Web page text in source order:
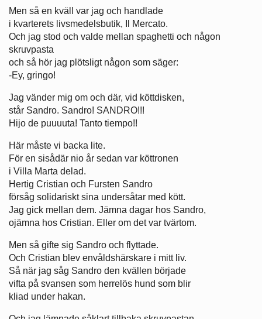
Men så en kväll var jag och handlade
i kvarterets livsmedelsbutik, Il Mercato.
Och jag stod och valde mellan spaghetti och någon
skruvpasta
och så hör jag plötsligt någon som säger:
-Ey, gringo!
Jag vänder mig om och där, vid köttdisken,
står Sandro. Sandro! SANDRO!!!
Hijo de puuuuta! Tanto tiempo!!
Här måste vi backa lite.
För en sisådär nio år sedan var köttronen
i Villa Marta delad.
Hertig Cristian och Fursten Sandro
försåg solidariskt sina undersåtar med kött.
Jag gick mellan dem. Jämna dagar hos Sandro,
ojämna hos Cristian. Eller om det var tvärtom.
Men så gifte sig Sandro och flyttade.
Och Cristian blev envåldshärskare i mitt liv.
Så när jag såg Sandro den kvällen började
vifta på svansen som herrelös hund som blir
kliad under hakan.